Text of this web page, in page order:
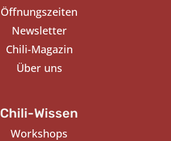
Öffnungszeiten
Newsletter
Chili-Magazin
Über uns
Chili-Wissen
Workshops